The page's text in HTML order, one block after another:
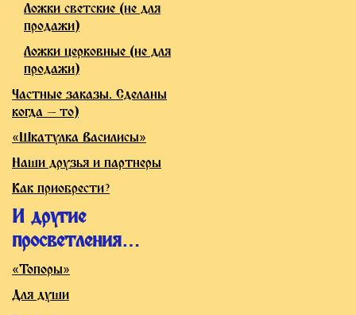
Ложки светские (не для
продажи)
Ложки церковные (не для
продажи)
Частные заказы. Сделаны
когда — то)
«Шкатулка Василисы»
Наши друзья и партнеры
Как приобрести?
И другие
просветления…
«Топоры»
Для души